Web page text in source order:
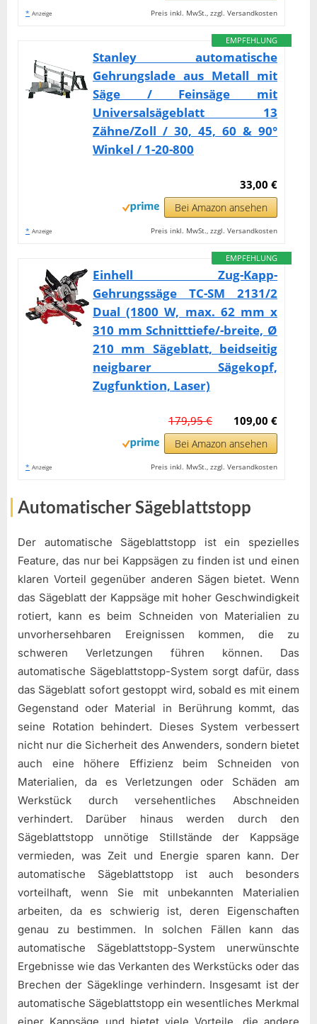
* Anzeige Preis inkl. MwSt., zzgl. Versandkosten
EMPFEHLUNG
Stanley automatische
Gehrungslade aus Metall mit
Säge / Feinsäge mit
Universalsägeblatt 13
Zähne/Zoll / 30, 45, 60 & 90°
Winkel / 1-20-800
33,00 €
Bei Amazon ansehen
* Anzeige Preis inkl. MwSt., zzgl. Versandkosten
EMPFEHLUNG
Einhell Zug-Kapp-
Gehrungssäge TC-SM 2131/2
Dual (1800 W, max. 62 mm x
310 mm Schnitttiefe/-breite, Ø
210 mm Sägeblatt, beidseitig
neigbarer Sägekopf,
Zugfunktion, Laser)
109,00 €
179,95 €
Bei Amazon ansehen
* Anzeige Preis inkl. MwSt., zzgl. Versandkosten
Automatischer Sägeblattstopp
Der automatische Sägeblattstopp ist ein spezielles
Feature, das nur bei Kappsägen zu finden ist und einen
klaren Vorteil gegenüber anderen Sägen bietet. Wenn
das Sägeblatt der Kappsäge mit hoher Geschwindigkeit
rotiert, kann es beim Schneiden von Materialien zu
unvorhersehbaren Ereignissen kommen, die zu
schweren Verletzungen führen können. Das
automatische Sägeblattstopp-System sorgt dafür, dass
das Sägeblatt sofort gestoppt wird, sobald es mit einem
Gegenstand oder Material in Berührung kommt, das
seine Rotation behindert. Dieses System verbessert
nicht nur die Sicherheit des Anwenders, sondern bietet
auch eine höhere Effizienz beim Schneiden von
Materialien, da es Verletzungen oder Schäden am
Werkstück durch versehentliches Abschneiden
verhindert. Darüber hinaus werden durch den
Sägeblattstopp unnötige Stillstände der Kappsäge
vermieden, was Zeit und Energie sparen kann. Der
automatische Sägeblattstopp ist auch besonders
vorteilhaft, wenn Sie mit unbekannten Materialien
arbeiten, da es schwierig ist, deren Eigenschaften
genau zu bestimmen. In solchen Fällen kann das
automatische Sägeblattstopp-System unerwünschte
Ergebnisse wie das Verkanten des Werkstücks oder das
Brechen der Sägeklinge verhindern. Insgesamt ist der
automatische Sägeblattstopp ein wesentliches Merkmal